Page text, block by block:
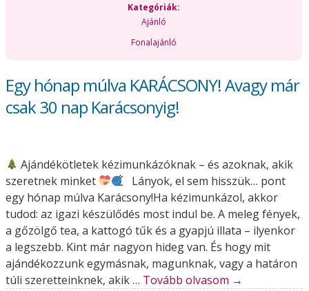
Kategóriák:
Ajánló
Fonalajánló
Egy hónap múlva KARÁCSONY! Avagy már
csak 30 nap Karácsonyig!
Ajándékötletek kézimunkázóknak – és azoknak, akik
szeretnek minket
Lányok, el sem hisszük… pont
egy hónap múlva Karácsony!Ha kézimunkázol, akkor
tudod: az igazi készülődés most indul be. A meleg fények,
a gőzölgő tea, a kattogó tűk és a gyapjú illata – ilyenkor
a legszebb. Kint már nagyon hideg van. És hogy mit
ajándékozzunk egymásnak, magunknak, vagy a határon
túli szeretteinknek, akik … Tovább olvasom →